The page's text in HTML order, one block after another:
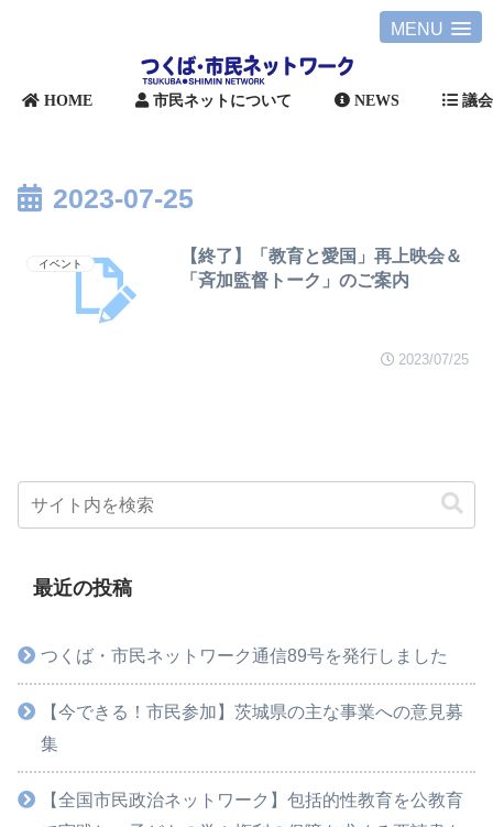
MENU
HOME 市民ネットについて NEWS 議会
2023-07-25
イベント
【終了】「教育と愛国」再上映会＆
「斉加監督トーク」のご案内
2023/07/25
最近の投稿
つくば・市民ネットワーク通信89号を発行しました
【今できる！市民参加】茨城県の主な事業への意見募
集
【全国市民政治ネットワーク】包括的性教育を公教育